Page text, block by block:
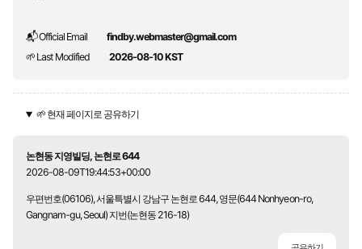
📬 Official Email
findby.webmaster@gmail.com
🌱 Last Modified
2026-08-10 KST
🌱 현재 페이지로 공유하기
논현동 지영빌딩, 논현로 644
2026-08-09T19:44:53+00:00
우편번호(06106), 서울특별시 강남구 논현로 644, 영문(644 Nonhyeon-ro,
Gangnam-gu, Seoul) 지번(논현동 216-18)